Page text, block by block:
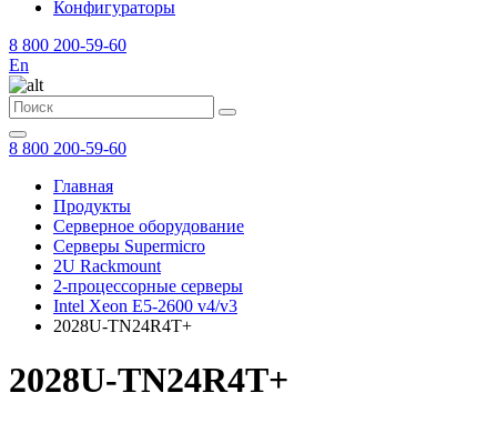
Конфигураторы
8 800 200-59-60
En
8 800 200-59-60
Главная
Продукты
Серверное оборудование
Серверы Supermicro
2U Rackmount
2-процессорные серверы
Intel Xeon E5-2600 v4/v3
2028U-TN24R4T+
2028U-TN24R4T+